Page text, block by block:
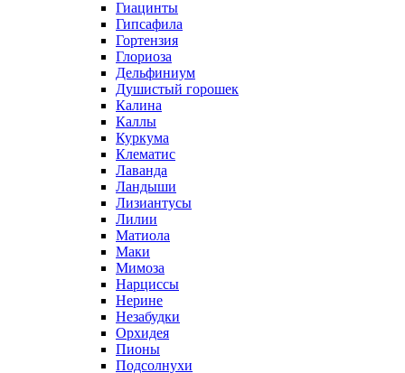
Гиацинты
Гипсафила
Гортензия
Глориоза
Дельфиниум
Душистый горошек
Калина
Каллы
Куркума
Клематис
Лаванда
Ландыши
Лизиантусы
Лилии
Матиола
Маки
Мимоза
Нарциссы
Нерине
Незабудки
Орхидея
Пионы
Подсолнухи